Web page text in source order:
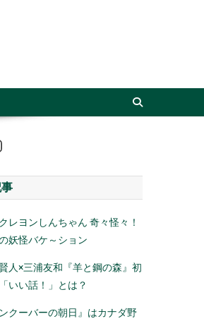
レヨンしんちゃん 奇々怪々！
妖怪バケ～ション
人×三浦友和『羊と鋼の森』初
いい話！」とは？
ンクーバーの朝日』はカナダ野